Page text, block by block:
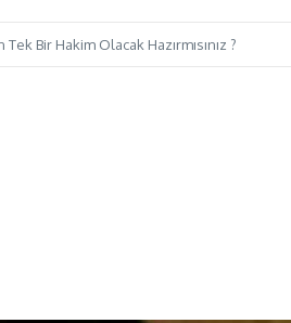
Bir Hakim Olacak Hazırmısınız ?